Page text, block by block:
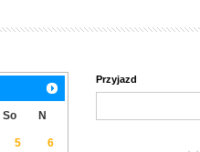
So N
5
6
Przyjazd